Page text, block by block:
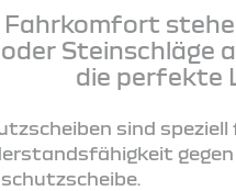
die perfekte
sind